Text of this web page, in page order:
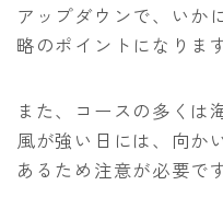
アップダウンで、いか
略のポイントになります
また、コースの多くは
風が強い日には、向か
あるため注意が必要です